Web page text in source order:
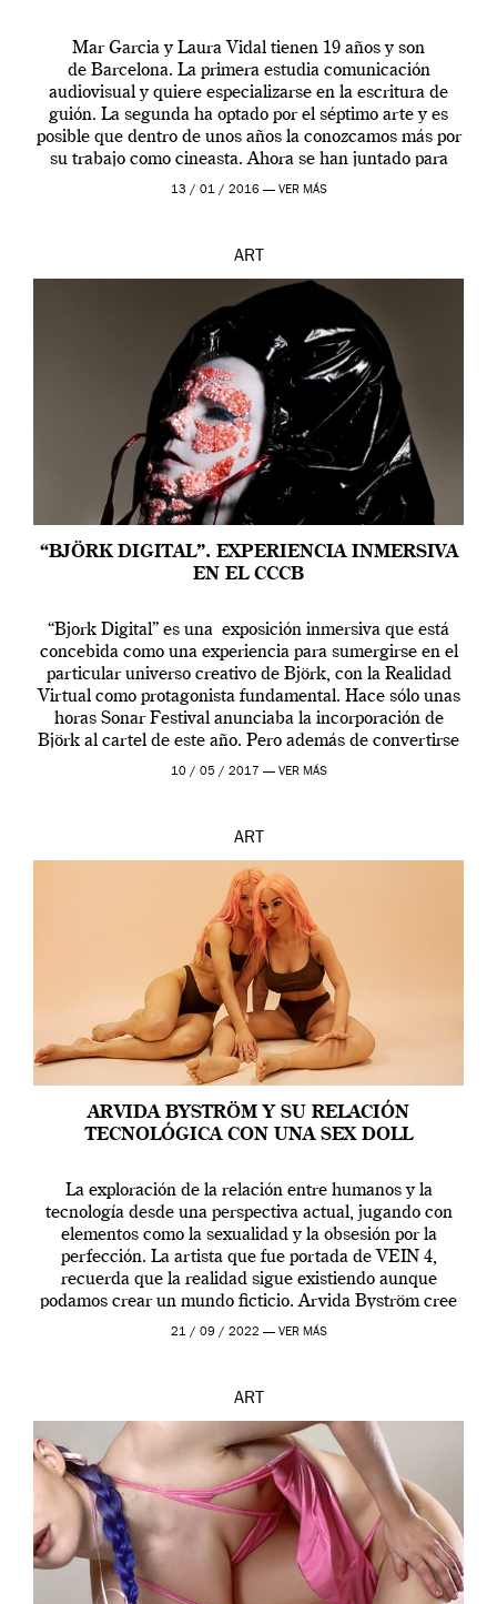
Mar Garcia y Laura Vidal tienen 19 años y son
de Barcelona. La primera estudia comunicación
audiovisual y quiere especializarse en la escritura de
guión. La segunda ha optado por el séptimo arte y es
posible que dentro de unos años la conozcamos más por
su trabajo como cineasta. Ahora se han juntado para
contarnos una […]
13 / 01 / 2016 — VER MÁS
ART
“BJÖRK DIGITAL”. EXPERIENCIA INMERSIVA
EN EL CCCB
“Bjork Digital” es una exposición inmersiva que está
concebida como una experiencia para sumergirse en el
particular universo creativo de Björk, con la Realidad
Virtual como protagonista fundamental. Hace sólo unas
horas Sonar Festival anunciaba la incorporación de
Björk al cartel de este año. Pero además de convertirse
en una de las actuaciones más relevantes […]
10 / 05 / 2017 — VER MÁS
ART
ARVIDA BYSTRÖM Y SU RELACIÓN
TECNOLÓGICA CON UNA SEX DOLL
La exploración de la relación entre humanos y la
tecnología desde una perspectiva actual, jugando con
elementos como la sexualidad y la obsesión por la
perfección. La artista que fue portada de VEIN 4,
recuerda que la realidad sigue existiendo aunque
podamos crear un mundo ficticio. Arvida Byström cree
que los humanos tienen un complejo […]
21 / 09 / 2022 — VER MÁS
ART